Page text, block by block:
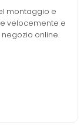
montaggio e
velocemente e
online.